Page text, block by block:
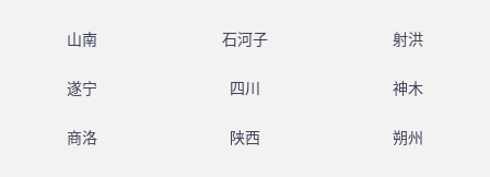
山南 石河子 射洪
遂宁 四川 神木
商洛 陕西 朔州